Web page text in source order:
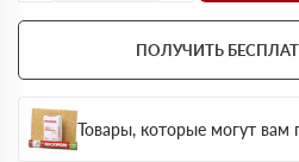
ПОЛУЧИТЬ
Товары, которые могут вам